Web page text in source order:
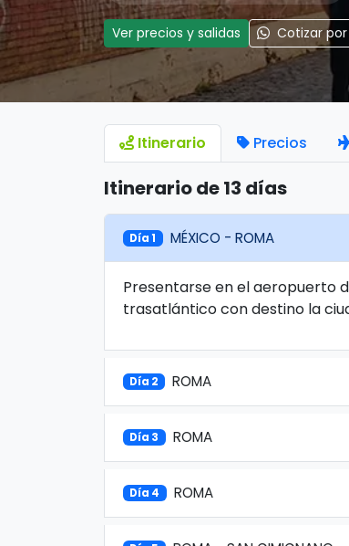
Ver precios y salidas Cotizar
Itinerario Precios
Itinerario de 13 días
Día 1 MÉXICO - ROMA
Presentarse en el aeropuerto
trasatlántico con destino la
Día 2 ROMA
Día 3 ROMA
Día 4 ROMA